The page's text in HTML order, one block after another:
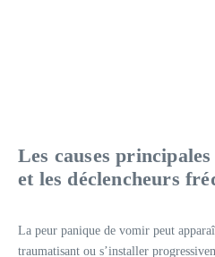
Les causes
et les déclencheurs
La peur panique de vomir peut
traumatisant ou s’installer